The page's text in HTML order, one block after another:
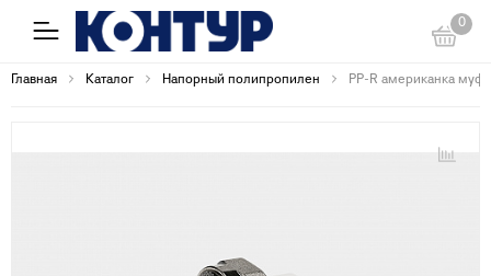
0
Главная Каталог Напорный полипропилен PP-R американка